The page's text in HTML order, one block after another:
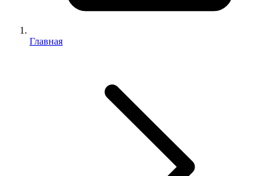
Главная